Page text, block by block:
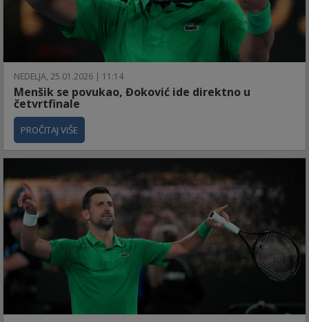
NEDELJA, 25.01.2026 | 11:14
Menšik se povukao, Đoković ide direktno u
četvrtfinale
PROČITAJ VIŠE